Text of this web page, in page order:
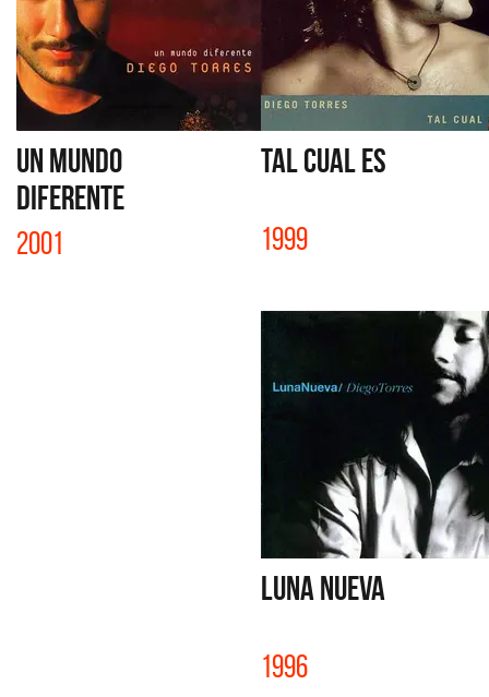
UN MUNDO
DIFERENTE
2001
TAL CUAL ES
1999
LUNA NUEVA
1996